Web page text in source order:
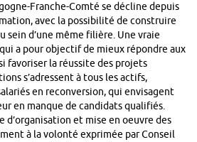
Franche-Comté se décline depuis
avec la possibilité de construire
sein d’une même filière. Une vraie
a pour objectif de mieux répondre aux
favoriser la réussite des projets
s’adressent à tous les actifs,
en reconversion, qui envisagent
en manque de candidats qualifiés.
et mise en oeuvre des
à la volonté exprimée par Conseil